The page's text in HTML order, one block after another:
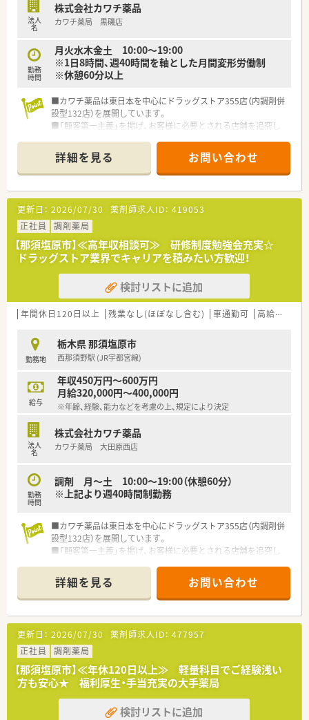
法人
名
株式会社カワチ薬品
カワチ薬局 黒磯店
勤務
時間
月火水木金土 10:00～19:00
※1日8時間、週40時間を軸とした月間変形労働制
※休憩60分以上
■カワチ薬品は東日本を中心にドラッグストア355店（内調剤併
設型132店）を展開しています。
■「顧客第一主義」を掲げ、お客様に必要とされる店舗を追究し
■薬剤師の募集にあたって、自宅通勤のエリア社員と転居を伴う
異動があるナショナル社員の2コースに分かれています。
■勤務薬剤師だけでなく、薬局長や管理職、幹部候補としてのキ
ャリアビジョンも描ける環境です。
■調剤併設店舗でのご勤務の場合、薬剤師は調剤投薬業務が中心
となります。
■「地域の人々の健康を支えたい」という思いを大事にされてい
る方、ぜひご応募ください。
詳細を見る お問い合わせ
更新日： 2026/07/30 薬剤師求人ID： 419053
正社員
調剤薬局
【那須塩原市】≪高年収相談可≫ 研修制度勉強会充実☆
ドラッグストア業界でキャリアを積みたい方歓迎！
検討リストに追加
年間休日120日以上 残業なし(ほぼなし含む) 車通勤可 高給与(600万円以上)
勤務地
栃木県 那須塩原市
西那須野駅 (JR宇都宮線)
給与
年収450万円～600万円
月給320,000円～400,000円
※年齢、経験、能力などを考慮の上、規定により決定
法人
名
株式会社カワチ薬品
カワチ薬局 大田原西店
勤務
時間
調剤 月～土 10:00～19:00（休憩60分）
※上記より週40時間制勤務
■カワチ薬品は東日本を中心にドラッグストア355店（内調剤併
設型132店）を展開しています。
■「顧客第一主義」を掲げ、お客様に必要とされる店舗を追究し
■薬剤師の募集にあたって、自宅通勤のエリア社員と転居を伴う
異動があるナショナル社員の2コースに分かれています。
■勤務薬剤師だけでなく、薬局長や管理職、幹部候補としてのキ
ャリアビジョンも描ける環境です。
■調剤併設店舗でのご勤務の場合、薬剤師は調剤投薬業務が中心
となります。
■「地域の人々の健康を支えたい」という思いを大事にされてい
る方、ぜひご応募ください。
詳細を見る お問い合わせ
更新日： 2026/07/30 薬剤師求人ID： 477957
正社員
調剤薬局
【那須塩原市】≪年休120日以上≫ 軽量科目でご経験浅い
方も安心★ 福利厚生・手当充実の大手薬局
検討リストに追加